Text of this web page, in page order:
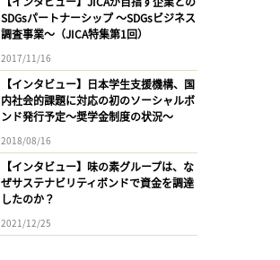
SDGsパートナーシップ 〜SDGsビジネス
調査事業〜（JICA特集第1回）
2017/11/16
【インタビュー】日本学生支援機構、国
内社会的課題に対応の初のソーシャルボ
ンド発行予定〜奨学金制度の状況〜
2018/08/16
【インタビュー】味の素グループは、な
ぜサステナビリティボンドで資金を調達
したのか？
2021/12/25